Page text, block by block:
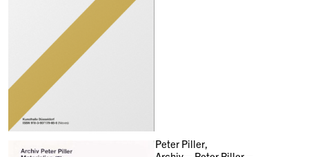
Peter Piller,